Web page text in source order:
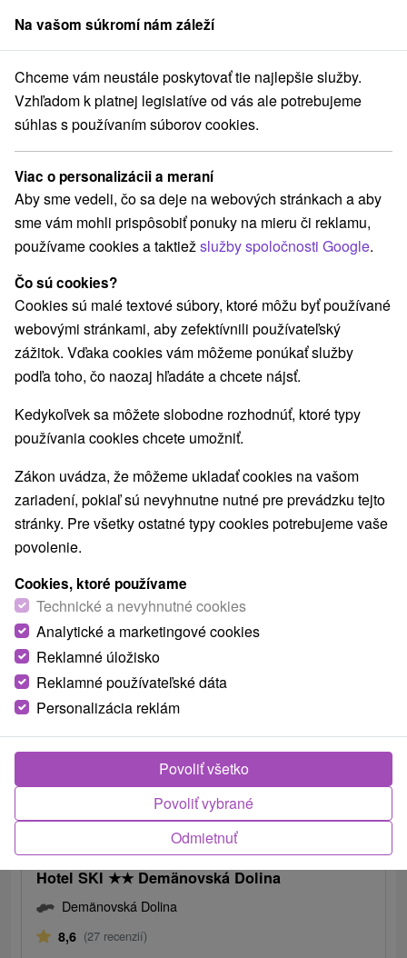
člen skupinySorger
Hotely Hotely na Strednom Slovensku Demänovská dolina
Hotely na Strednom Slovensku v
Demänovskej doline
Kategórie
Všetky kategórie
Hotely(15) Apartmány(38)
Chaty na prenájom
Priváty(10)
Vyberte lokalitu alebo termín
Obce a mesta
Demänovská Dolina(8) Jasná(4)
VŠETKY TOP - NAJPREDÁVANEJŠIE
od47,14€
Hotel SKI ★★ Demänovská Dolina
Demänovská Dolina
8,6 (27 recenzií)
Na vašom súkromí nám záleží
Chceme vám neustále poskytovať tie najlepšie služby.
Vzhľadom k platnej legislatíve od vás ale potrebujeme
súhlas s používaním súborov cookies.
Viac o personalizácii a meraní
Aby sme vedeli, čo sa deje na webových stránkach a aby
sme vám mohli prispôsobiť ponuky na mieru či reklamu,
používame cookies a taktiežslužby spoločnosti Google.
Čo sú cookies?
Cookies sú malé textové súbory, ktoré môžu byť používané
webovými stránkami, aby zefektívnili používateľský
zážitok. Vďaka cookies vám môžeme ponúkať služby
podľa toho, čo naozaj hľadáte a chcete nájsť.
Kedykoľvek sa môžete slobodne rozhodnúť, ktoré typy
používania cookies chcete umožniť.
Zákon uvádza, že môžeme ukladať cookies na vašom
zariadení, pokiaľ sú nevyhnutne nutné pre prevádzku tejto
stránky. Pre všetky ostatné typy cookies potrebujeme vaše
povolenie.
Cookies, ktoré používame
Technické a nevyhnutné cookies
Analytické a marketingové cookies
Reklamné úložisko
Reklamné používateľské dáta
Personalizácia reklám
Odmietnuť
Povoliť vybrané
Povoliť všetko